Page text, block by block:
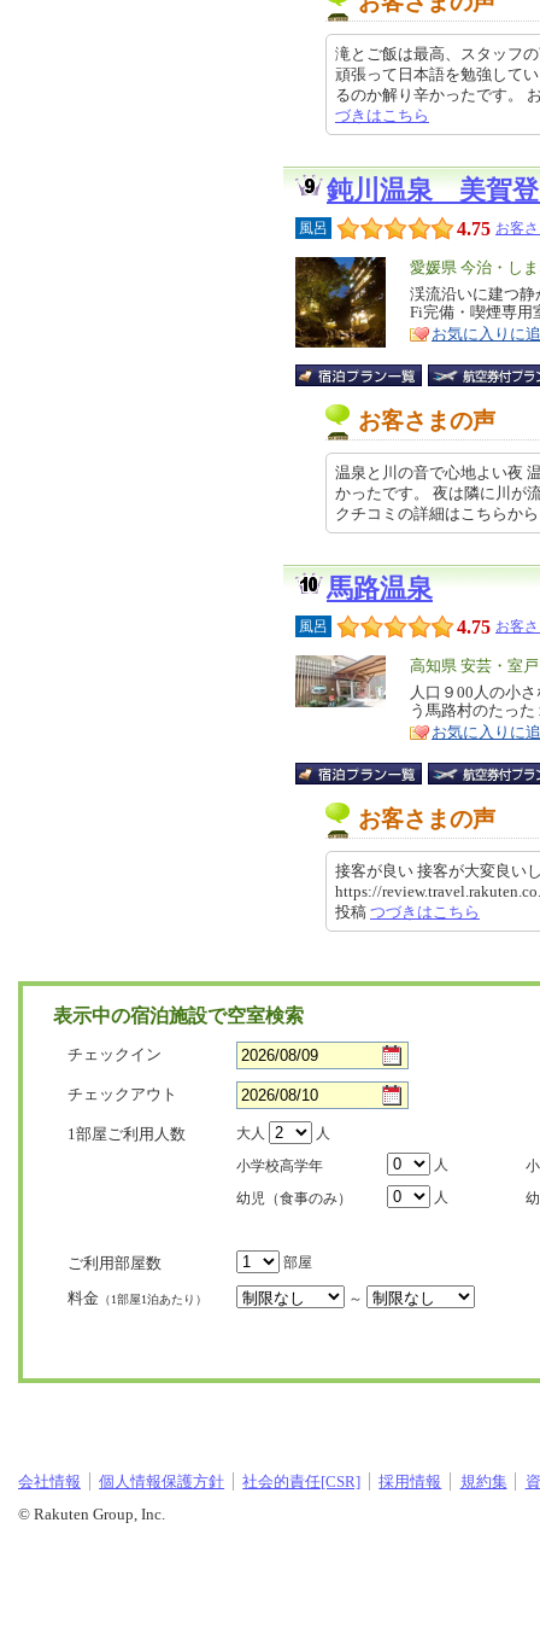
滝とご飯は最高、スタッフ
頑張って日本語を勉強して
るのか解り辛かったです。
づきはこちら
鈍川温泉 美賀
風呂 4.75 お客
エ
リ
ア
愛媛県 今治・し
特
徴
渓流沿いに建つ
Fi完備・喫煙専用
お気に入りに
お客さまの声
温泉と川の音で心地よい夜
かったです。 夜は隣に川が
クチコミの詳細はこちら
馬路温泉
風呂 4.75 お客
エ
リ
ア
高知県 安芸・室戸
特
徴
人口９00人の小
う馬路村のたっ
お気に入りに
お客さまの声
接客が良い 接客が大変良い
https://
投稿 つづきはこちら
表示中の宿泊施設で空室検索
チェックイン
チェックアウト
1部屋ご利用人数 大人
人
小学校高学年
人
幼児（食事のみ）
人
ご利用部屋数 部屋
料金 （1部屋1泊あたり） ～
会社情報 個人情報保護方針 社会的責任[CSR] 採用情報 規約集
© Rakuten Group, Inc.